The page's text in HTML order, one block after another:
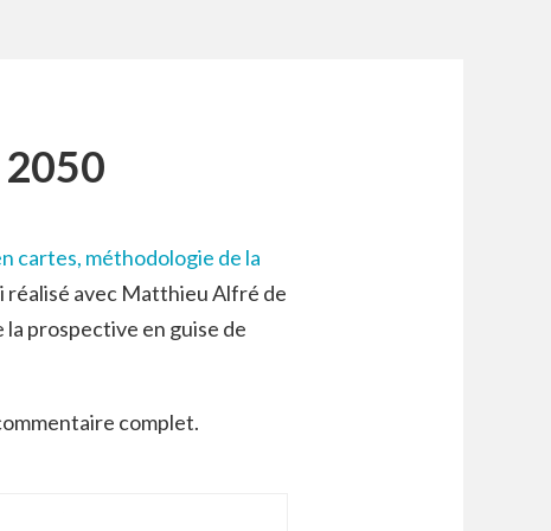
2050
cartes, méthodologie de la
réalisé avec Matthieu Alfré de
la prospective en guise de
complet.